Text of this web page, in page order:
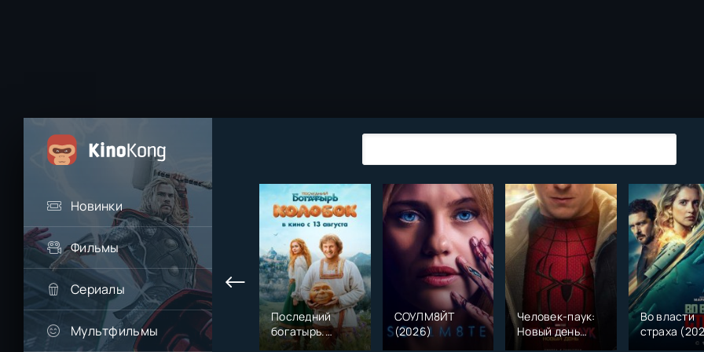
Новинки
Фильмы
Сериалы
Мультфильмы
Последний
богатырь.
Колобок (2026)
СОУЛМ8ЙТ
(2026)
Человек-паук:
Новый день
(2026)
Во власти
страха